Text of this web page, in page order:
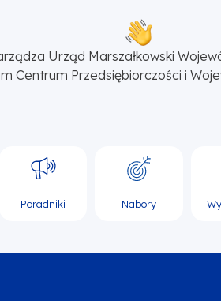
Urząd Marszałkowski
Centrum Przedsiębiorczości i
Poradniki Nabory